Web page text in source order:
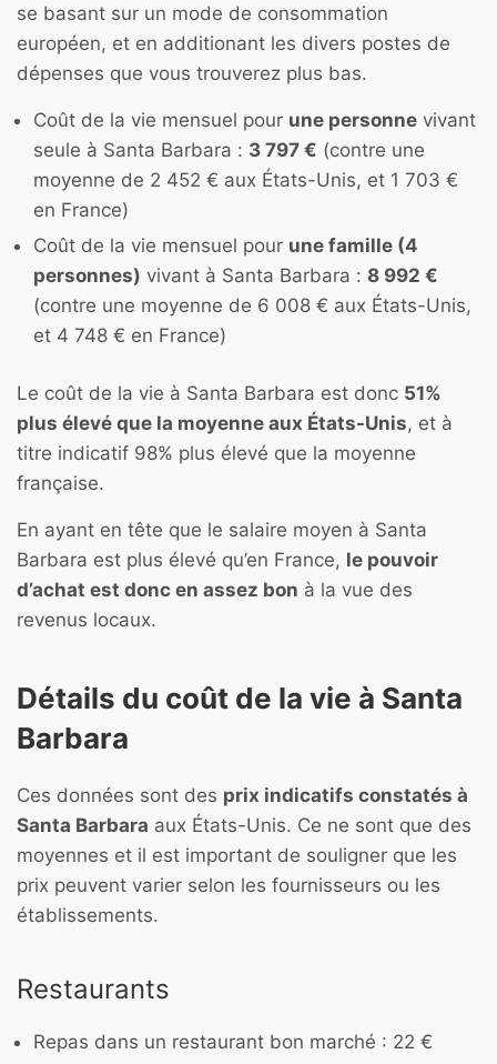
se basant sur un mode de consommation
européen, et en additionant les divers postes de
dépenses que vous trouverez plus bas.
Coût de la vie mensuel pour une personne vivant
seule à Santa Barbara : 3 797 € (contre une
moyenne de 2 452 € aux États-Unis, et 1 703 €
en France)
Coût de la vie mensuel pour une famille (4
personnes) vivant à Santa Barbara : 8 992 €
(contre une moyenne de 6 008 € aux États-Unis,
et 4 748 € en France)
Le coût de la vie à Santa Barbara est donc 51%
plus élevé que la moyenne aux États-Unis, et à
titre indicatif 98% plus élevé que la moyenne
française.
En ayant en tête que le salaire moyen à Santa
Barbara est plus élevé qu’en France, le pouvoir
d’achat est donc en assez bon à la vue des
revenus locaux.
Détails du coût de la vie à Santa
Barbara
Ces données sont des prix indicatifs constatés à
Santa Barbara aux États-Unis. Ce ne sont que des
moyennes et il est important de souligner que les
prix peuvent varier selon les fournisseurs ou les
établissements.
Restaurants
Repas dans un restaurant bon marché : 22 €